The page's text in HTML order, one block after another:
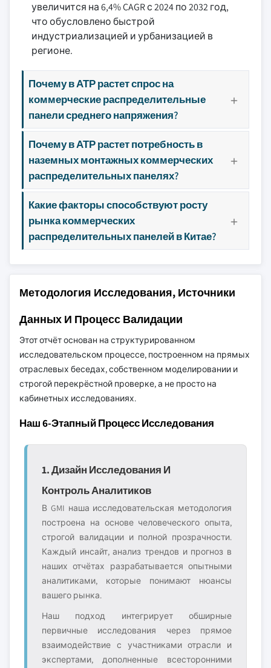
увеличится на 6,4% CAGR с 2024 по 2032 год,
что обусловлено быстрой
индустриализацией и урбанизацией в
регионе.
Почему в АТР растет спрос на
коммерческие распределительные
панели среднего напряжения?
Почему в АТР растет потребность в
наземных монтажных коммерческих
распределительных панелях?
Какие факторы способствуют росту
рынка коммерческих
распределительных панелей в Китае?
Методология Исследования, Источники
Данных И Процесс Валидации
Этот отчёт основан на структурированном
исследовательском процессе, построенном на прямых
отраслевых беседах, собственном моделировании и
строгой перекрёстной проверке, а не просто на
кабинетных исследованиях.
Наш 6-Этапный Процесс Исследования
1. Дизайн Исследования И
Контроль Аналитиков
В GMI наша исследовательская методология
построена на основе человеческого опыта,
строгой валидации и полной прозрачности.
Каждый инсайт, анализ трендов и прогноз в
наших отчётах разрабатывается опытными
аналитиками, которые понимают нюансы
вашего рынка.
Наш подход интегрирует обширные
первичные исследования через прямое
взаимодействие с участниками отрасли и
экспертами, дополненные всесторонними